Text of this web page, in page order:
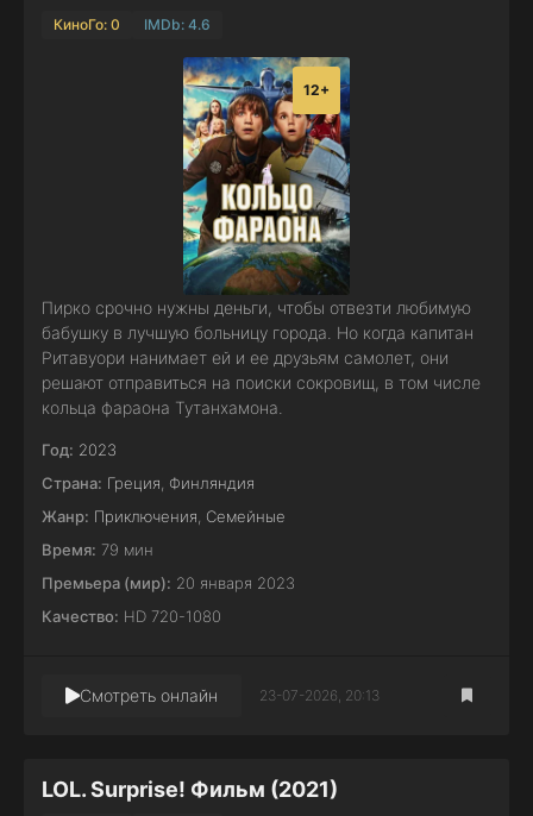
КиноГо: 0 IMDb: 4.6
12+
Пирко срочно нужны деньги, чтобы отвезти любимую
бабушку в лучшую больницу города. Но когда капитан
Ритавуори нанимает ей и ее друзьям самолет, они
решают отправиться на поиски сокровищ, в том числе
кольца фараона Тутанхамона.
Год: 2023
Страна: Греция Финляндия
Жанр: Приключения Семейные
Время: 79 мин
Премьера (мир): 20 января 2023
Качество: HD 720-1080
Смотреть онлайн 23-07-2026, 20:13
LOL. Surprise! Фильм (2021)